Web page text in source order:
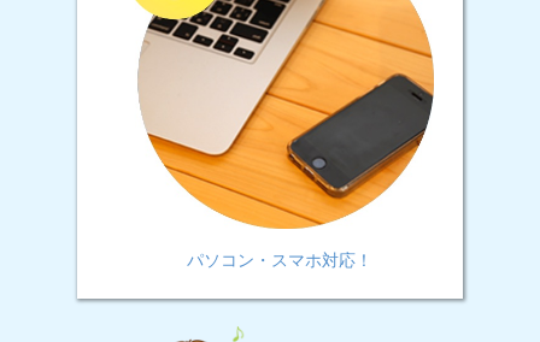
パソコン・スマホ対応！